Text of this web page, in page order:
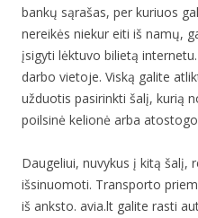
bankų sąrašas, per kuriuos
nereikės niekur eiti iš namų,
įsigyti lėktuvo bilietą
darbo vietoje. Viską galite
užduotis pasirinkti šalį, kurią
poilsinė kelionė arba
Daugeliui, nuvykus į kitą šalį,
išsinuomoti. Transporto
iš anksto. avia.lt galite rasti